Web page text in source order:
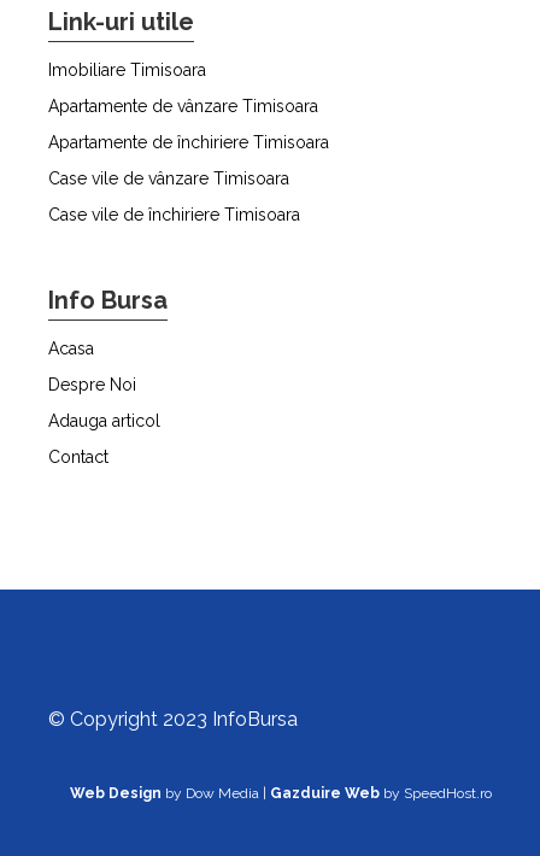
Link-uri utile
Imobiliare Timisoara
Apartamente de vânzare Timisoara
Apartamente de închiriere Timisoara
Case vile de vânzare Timisoara
Case vile de închiriere Timisoara
Info Bursa
Acasa
Despre Noi
Adauga articol
Contact
© Copyright 2023 InfoBursa
Web Design by Dow Media | Gazduire Web by SpeedHost.ro